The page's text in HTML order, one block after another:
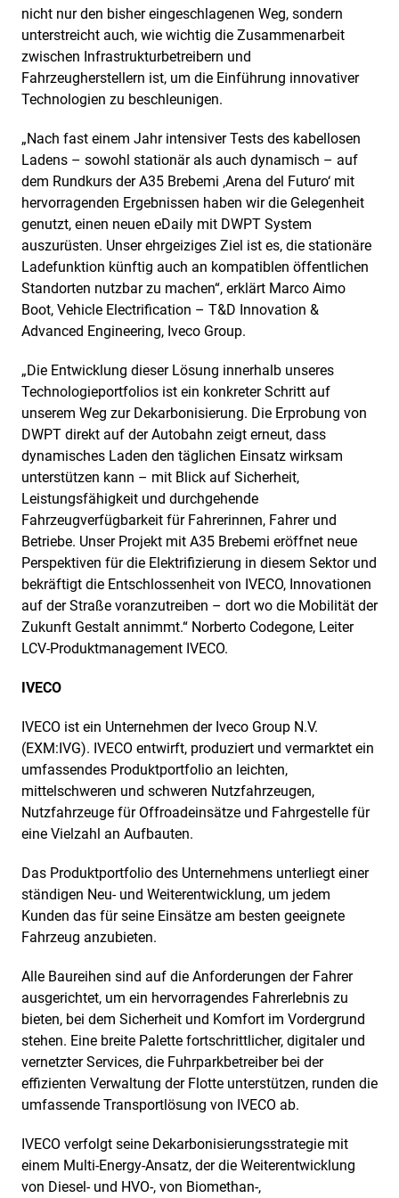
nicht nur den bisher eingeschlagenen Weg, sondern
unterstreicht auch, wie wichtig die Zusammenarbeit
zwischen Infrastrukturbetreibern und
Fahrzeugherstellern ist, um die Einführung innovativer
Technologien zu beschleunigen.
„Nach fast einem Jahr intensiver Tests des kabellosen
Ladens – sowohl stationär als auch dynamisch – auf
dem Rundkurs der A35 Brebemi ‚Arena del Futuro‘ mit
hervorragenden Ergebnissen haben wir die Gelegenheit
genutzt, einen neuen eDaily mit DWPT System
auszurüsten. Unser ehrgeiziges Ziel ist es, die stationäre
Ladefunktion künftig auch an kompatiblen öffentlichen
Standorten nutzbar zu machen“, erklärt Marco Aimo
Boot, Vehicle Electrification – T&D Innovation &
Advanced Engineering, Iveco Group.
„Die Entwicklung dieser Lösung innerhalb unseres
Technologieportfolios ist ein konkreter Schritt auf
unserem Weg zur Dekarbonisierung. Die Erprobung von
DWPT direkt auf der Autobahn zeigt erneut, dass
dynamisches Laden den täglichen Einsatz wirksam
unterstützen kann – mit Blick auf Sicherheit,
Leistungsfähigkeit und durchgehende
Fahrzeugverfügbarkeit für Fahrerinnen, Fahrer und
Betriebe. Unser Projekt mit A35 Brebemi eröffnet neue
Perspektiven für die Elektrifizierung in diesem Sektor und
bekräftigt die Entschlossenheit von IVECO, Innovationen
auf der Straße voranzutreiben – dort wo die Mobilität der
Zukunft Gestalt annimmt.“ Norberto Codegone, Leiter
LCV-Produktmanagement IVECO.
IVECO
IVECO ist ein Unternehmen der Iveco Group N.V.
(EXM:IVG). IVECO entwirft, produziert und vermarktet ein
umfassendes Produktportfolio an leichten,
mittelschweren und schweren Nutzfahrzeugen,
Nutzfahrzeuge für Offroadeinsätze und Fahrgestelle für
eine Vielzahl an Aufbauten.
Das Produktportfolio des Unternehmens unterliegt einer
ständigen Neu- und Weiterentwicklung, um jedem
Kunden das für seine Einsätze am besten geeignete
Fahrzeug anzubieten.
Alle Baureihen sind auf die Anforderungen der Fahrer
ausgerichtet, um ein hervorragendes Fahrerlebnis zu
bieten, bei dem Sicherheit und Komfort im Vordergrund
stehen. Eine breite Palette fortschrittlicher, digitaler und
vernetzter Services, die Fuhrparkbetreiber bei der
effizienten Verwaltung der Flotte unterstützen, runden die
umfassende Transportlösung von IVECO ab.
IVECO verfolgt seine Dekarbonisierungsstrategie mit
einem Multi-Energy-Ansatz, der die Weiterentwicklung
von Diesel- und HVO-, von Biomethan-,